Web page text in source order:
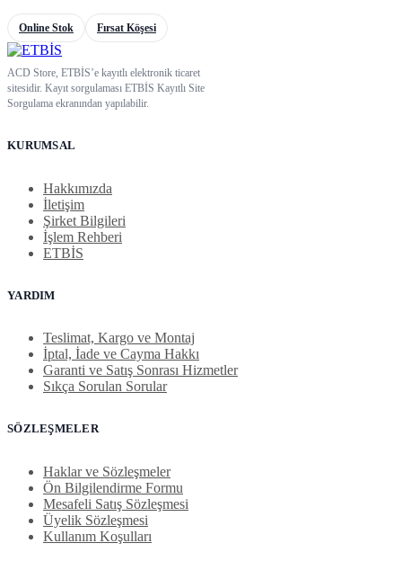
Online Stok Fırsat Köşesi
ACD Store, ETBİS’e kayıtlı elektronik ticaret
sitesidir. Kayıt sorgulaması ETBİS Kayıtlı Site
Sorgulama ekranından yapılabilir.
KURUMSAL
Hakkımızda
İletişim
Şirket Bilgileri
İşlem Rehberi
ETBİS
YARDIM
Teslimat, Kargo ve Montaj
İptal, İade ve Cayma Hakkı
Garanti ve Satış Sonrası Hizmetler
Sıkça Sorulan Sorular
SÖZLEŞMELER
Haklar ve Sözleşmeler
Ön Bilgilendirme Formu
Mesafeli Satış Sözleşmesi
Üyelik Sözleşmesi
Kullanım Koşulları